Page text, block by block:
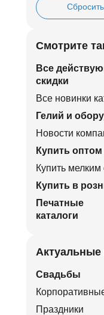
Смотрите
Все
скидки
Все новинки
Гелий и
Новости
Купить оптом
Купить мелким
Купить в
Печатные
каталоги
Актуальные
Свадьбы
Праздники